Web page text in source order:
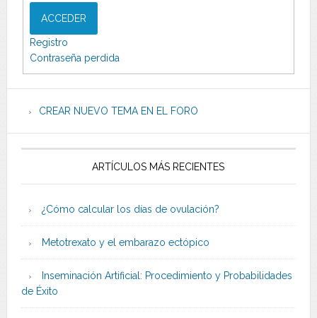
ACCEDER
Registro
Contraseña perdida
CREAR NUEVO TEMA EN EL FORO
ARTÍCULOS MÁS RECIENTES
¿Cómo calcular los días de ovulación?
Metotrexato y el embarazo ectópico
Inseminación Artificial: Procedimiento y Probabilidades
de Éxito